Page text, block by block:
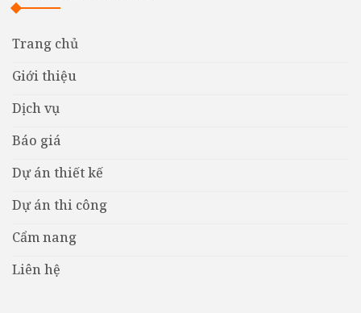
Trang chủ
Giới thiệu
Dịch vụ
Báo giá
Dự án thiết kế
Dự án thi công
Cẩm nang
Liên hệ